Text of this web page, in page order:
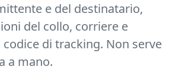
e del destinatario,
del collo, corriere e
codice di tracking. Non serve
a mano.